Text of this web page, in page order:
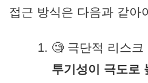
접근 방식은 다음과 같아
🧐 극단적 리스크
투기성이 극도로